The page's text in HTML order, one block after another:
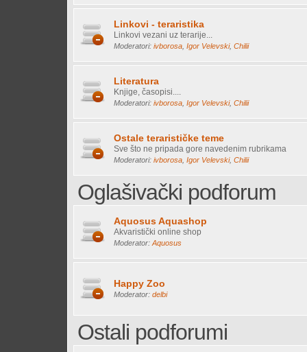
Linkovi - teraristika
Linkovi vezani uz terarije...
Moderatori: ivborosa Igor Velevski, Chilii
Literatura
Knjige, časopisi....
Moderatori: ivborosa Igor Velevski, Chilii
Ostale terarističke teme
Sve što ne pripada gore navedenim rubrikama
Moderatori: ivborosa Igor Velevski, Chilii
Oglašivački podforum
Aquosus Aquashop
Akvaristički online shop
Moderator: Aquosus
Happy Zoo
Moderator: delbi
Ostali podforumi